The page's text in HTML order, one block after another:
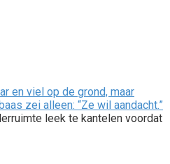
en viel op de grond, maar
zei alleen: “Ze wil aandacht.”
leek te kantelen voordat